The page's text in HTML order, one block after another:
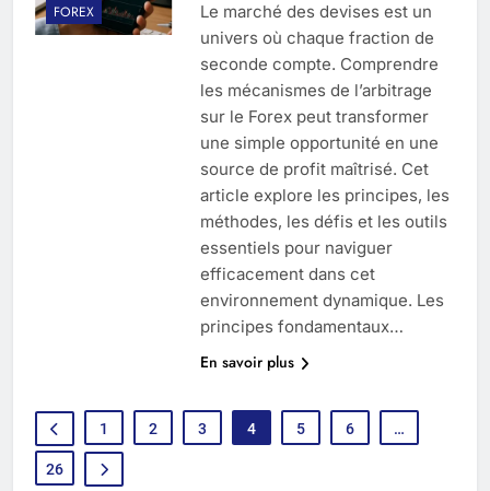
FOREX
Le marché des devises est un
univers où chaque fraction de
seconde compte. Comprendre
les mécanismes de l’arbitrage
sur le Forex peut transformer
une simple opportunité en une
source de profit maîtrisé. Cet
article explore les principes, les
méthodes, les défis et les outils
essentiels pour naviguer
efficacement dans cet
environnement dynamique. Les
principes fondamentaux…
En savoir plus
1 2 3 4 5 6 …
26